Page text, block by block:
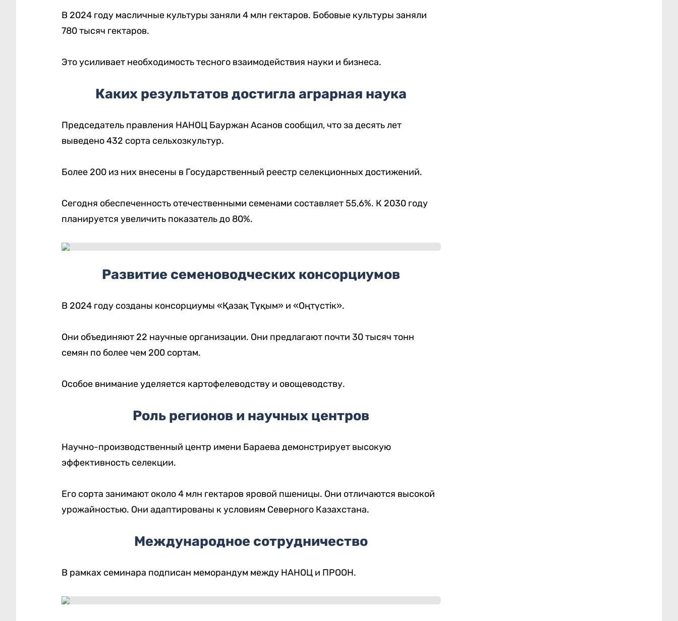
В 2024 году масличные культуры заняли 4 млн гектаров. Бобовые культуры заняли
780 тысяч гектаров.
Это усиливает необходимость тесного взаимодействия науки и бизнеса.
Каких результатов достигла аграрная наука
Председатель правления НАНОЦ Бауржан Асанов сообщил, что за десять лет
выведено 432 сорта сельхозкультур.
Более 200 из них внесены в Государственный реестр селекционных достижений.
Сегодня обеспеченность отечественными семенами составляет 55,6%. К 2030 году
планируется увеличить показатель до 80%.
Развитие семеноводческих консорциумов
В 2024 году созданы консорциумы «Қазақ Тұқым» и «Оңтүстік».
Они объединяют 22 научные организации. Они предлагают почти 30 тысяч тонн
семян по более чем 200 сортам.
Особое внимание уделяется картофелеводству и овощеводству.
Роль регионов и научных центров
Научно-производственный центр имени Бараева демонстрирует высокую
эффективность селекции.
Его сорта занимают около 4 млн гектаров яровой пшеницы. Они отличаются высокой
урожайностью. Они адаптированы к условиям Северного Казахстана.
Международное сотрудничество
В рамках семинара подписан меморандум между НАНОЦ и ПРООН.